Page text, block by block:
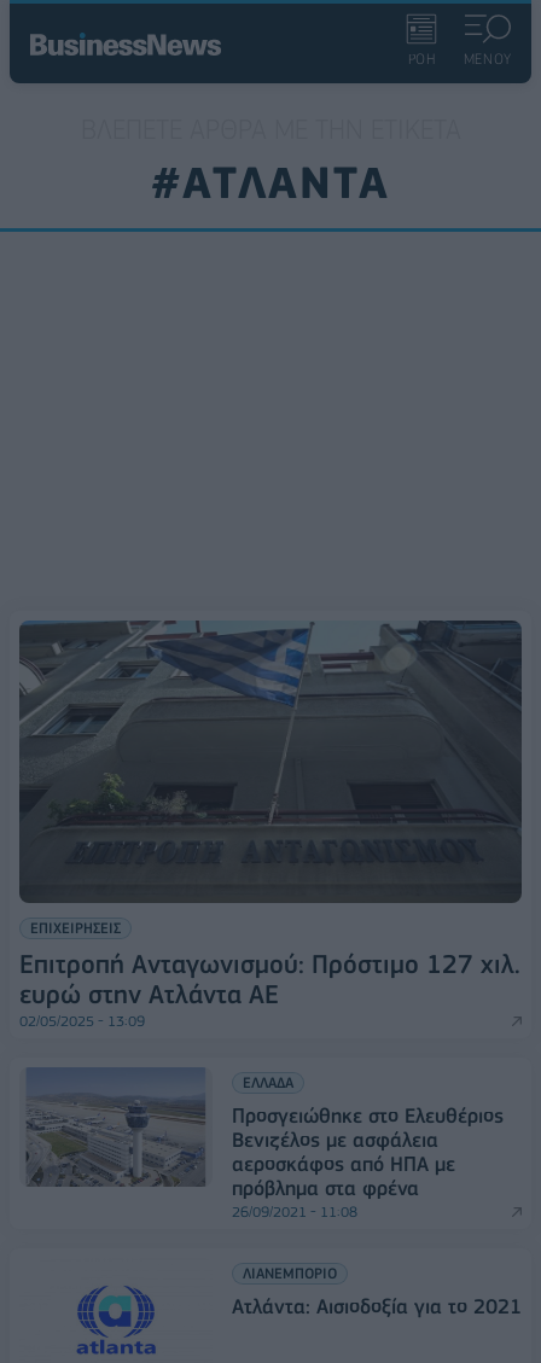
ΡΟΗ ΜΕΝΟΥ
#ΑΤΛΑΝΤΑ
ΕΠΙΧΕΙΡΗΣΕΙΣ
Επιτροπή Ανταγωνισμού: Πρόστιμο 127 χιλ.
ευρώ στην Ατλάντα ΑΕ
02/05/2025 - 13:09
ΕΛΛΑΔΑ
Προσγειώθηκε στο Ελευθέριος
Βενιζέλος με ασφάλεια
αεροσκάφος από ΗΠΑ με
πρόβλημα στα φρένα
26/09/2021 - 11:08
ΛΙΑΝΕΜΠΟΡΙΟ
Ατλάντα: Αισιοδοξία για το 2021